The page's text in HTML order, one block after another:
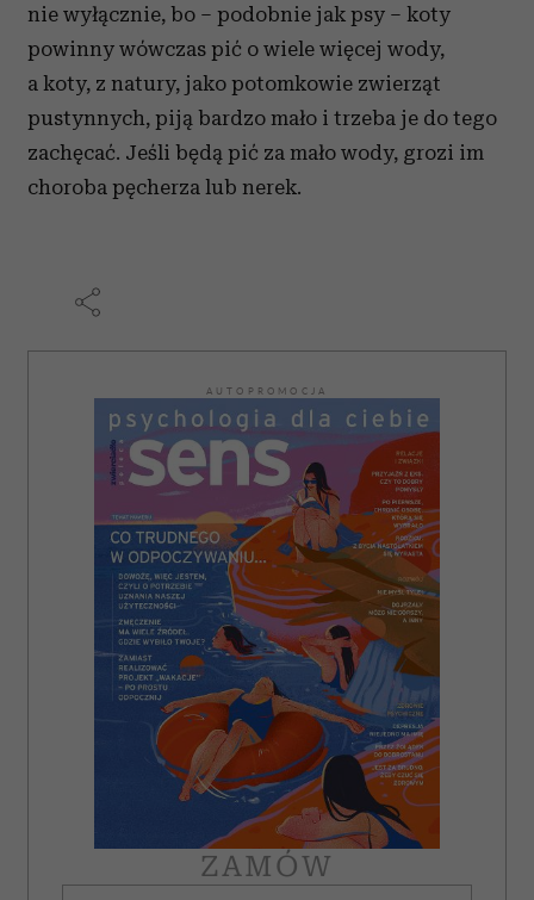
nie wyłącznie, bo – podobnie jak psy – koty
powinny wówczas pić o wiele więcej wody,
a koty, z natury, jako potomkowie zwierząt
pustynnych, piją bardzo mało i trzeba je do tego
zachęcać. Jeśli będą pić za mało wody, grozi im
choroba pęcherza lub nerek.
AUTOPROMOCJA
ZAMÓW